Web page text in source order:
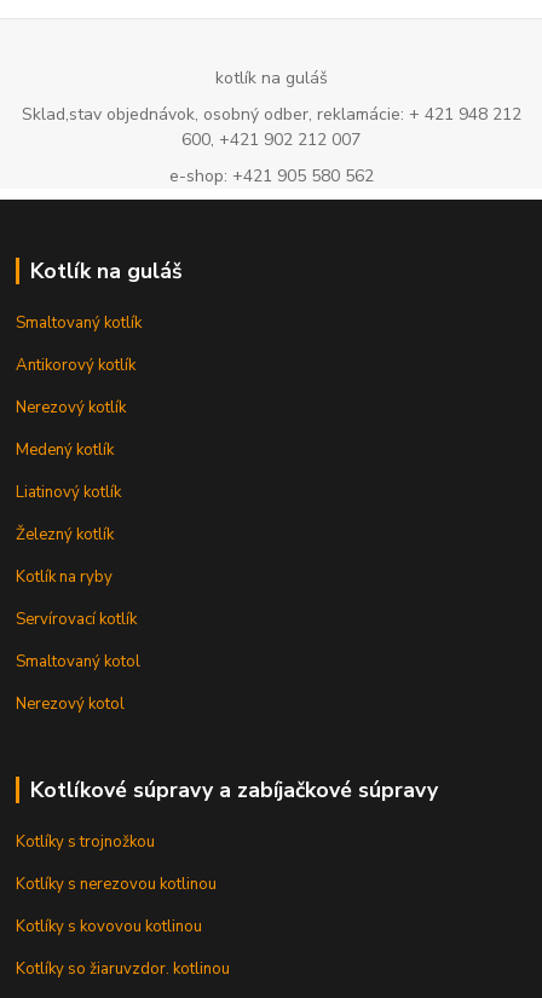
kotlík na guláš
Sklad,stav objednávok, osobný odber, reklamácie: + 421 948 212
600, +421 902 212 007
e-shop: +421 905 580 562
Kotlík na guláš
Smaltovaný kotlík
Antikorový kotlík
Nerezový kotlík
Medený kotlík
Liatinový kotlík
Železný kotlík
Kotlík na ryby
Servírovací kotlík
Smaltovaný kotol
Nerezový kotol
Kotlíkové súpravy a zabíjačkové súpravy
Kotlíky s trojnožkou
Kotlíky s nerezovou kotlinou
Kotlíky s kovovou kotlinou
Kotlíky so žiaruvzdor. kotlinou